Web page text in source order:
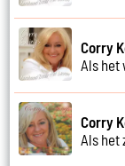
Corry
Als het
Corry
Als het